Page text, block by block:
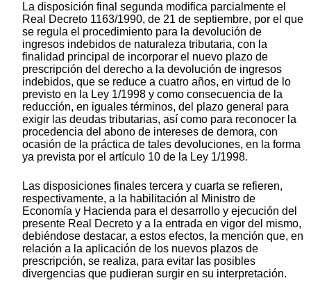
La disposición final segunda modifica parcialmente el
Real Decreto 1163/1990, de 21 de septiembre, por el que
se regula el procedimiento para la devolución de
ingresos indebidos de naturaleza tributaria, con la
finalidad principal de incorporar el nuevo plazo de
prescripción del derecho a la devolución de ingresos
indebidos, que se reduce a cuatro años, en virtud de lo
previsto en la Ley 1/1998 y como consecuencia de la
reducción, en iguales términos, del plazo general para
exigir las deudas tributarias, así como para reconocer la
procedencia del abono de intereses de demora, con
ocasión de la práctica de tales devoluciones, en la forma
ya prevista por el artículo 10 de la Ley 1/1998.
Las disposiciones finales tercera y cuarta se refieren,
respectivamente, a la habilitación al Ministro de
Economía y Hacienda para el desarrollo y ejecución del
presente Real Decreto y a la entrada en vigor del mismo,
debiéndose destacar, a estos efectos, la mención que, en
relación a la aplicación de los nuevos plazos de
prescripción, se realiza, para evitar las posibles
divergencias que pudieran surgir en su interpretación.